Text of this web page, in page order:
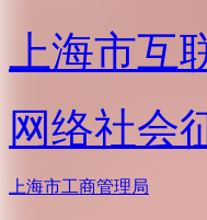
上海市互
网络社会
上海市工商管理局